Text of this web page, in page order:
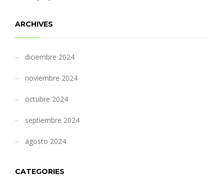
ARCHIVES
diciembre 2024
noviembre 2024
octubre 2024
septiembre 2024
agosto 2024
CATEGORIES